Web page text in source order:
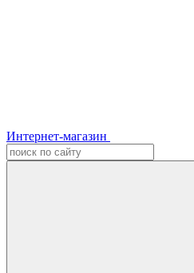
Интернет-магазин